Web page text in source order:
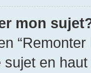
mon
en haut